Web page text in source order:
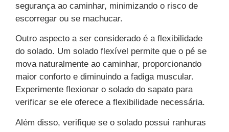
segurança ao caminhar, minimizando o risco de
escorregar ou se machucar.
Outro aspecto a ser considerado é a flexibilidade
do solado. Um solado flexível permite que o pé se
mova naturalmente ao caminhar, proporcionando
maior conforto e diminuindo a fadiga muscular.
Experimente flexionar o solado do sapato para
verificar se ele oferece a flexibilidade necessária.
Além disso, verifique se o solado possui ranhuras